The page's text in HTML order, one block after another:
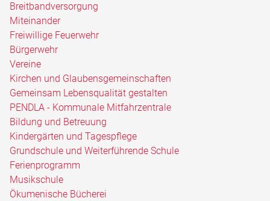
Breitbandversorgung
Miteinander
Freiwillige Feuerwehr
Bürgerwehr
Vereine
Kirchen und Glaubensgemeinschaften
Gemeinsam Lebensqualität gestalten
PENDLA - Kommunale Mitfahrzentrale
Bildung und Betreuung
Kindergärten und Tagespflege
Grundschule und Weiterführende Schule
Ferienprogramm
Musikschule
Ökumenische Bücherei